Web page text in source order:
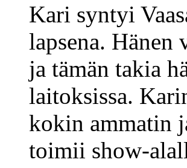
Kari syntyi
lapsena. Hänen
ja tämän takia
laitoksissa.
kokin ammatin
toimii show-